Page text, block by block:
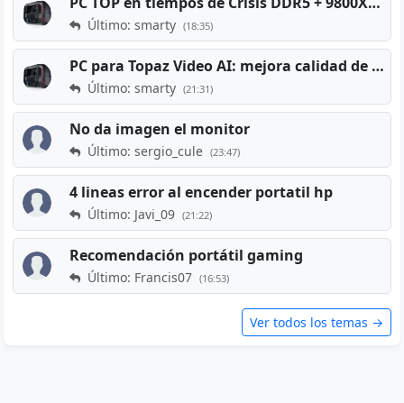
Último: smarty (18:35)
PC para Topaz Video AI: mejora calidad de vídeos viejos
Último: smarty (21:31)
No da imagen el monitor
Último: sergio_cule (23:47)
4 lineas error al encender portatil hp
Último: Javi_09 (21:22)
Recomendación portátil gaming
Último: Francis07 (16:53)
Ver todos los temas →